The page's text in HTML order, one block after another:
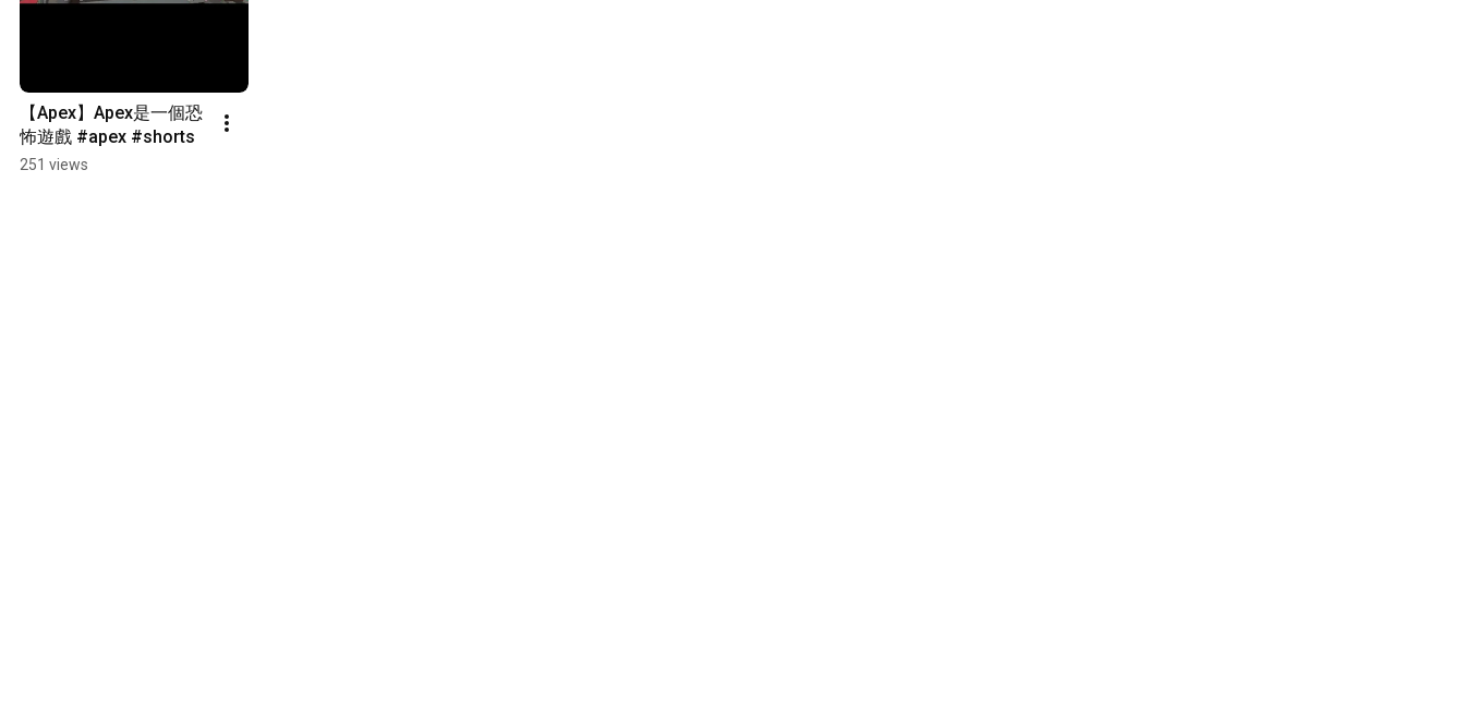
【Apex】Apex是一個恐
怖遊戲 #apex #shorts
251 views